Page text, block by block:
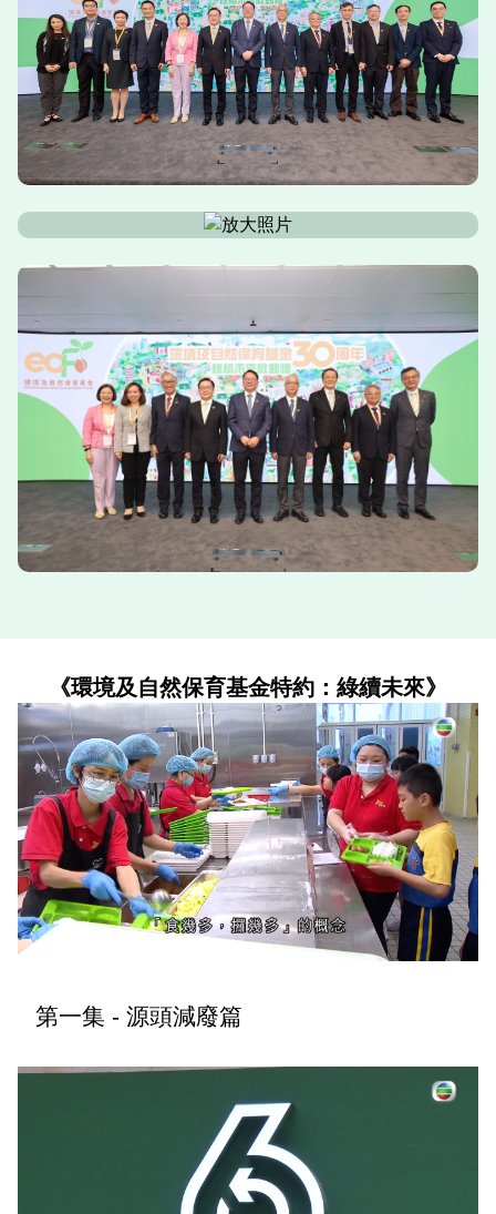
不斷加劇，世界各地，包括香港在內，都對環保工作的
投入有增無減；而國家更明確定出「雙碳」目標，實踐
「綠水青山就是金山銀山」這個重要理念。
就此，特區政府全力按照「淨零發電」、「節能綠
建」、「綠色運輸」和「全民減廢」此等多元策略，持
續制訂、落實並完善各項環保政策措施。我們的目標是
在二○三五年前將碳排放總量從二○○五年的水平減半，
並在二○五○年前達致碳中和。
要成功引領香港達致碳中和這個長遠目標，單靠政府一
己之力當然並不足夠，我們更需要匯聚社會各界的智慧
和力量，大家集思廣益、攜手並肩，共同締造一個更低
碳、更宜居的香港。在這方面，環境及自然保育基金正
正發揮很積極的角色，助力政府推行各項環保政策，亦
鼓勵市民身體力行，實踐低碳生活。
在過去30年來，基金資助了不少非牟利機構、社區組
織、環保團體、學校和科研機構，應用創新科技或理
念，推展各式各樣的環保及自然保育項目，時至今日已
藉着今日這個機會，我代表特區政府，對於基金委員會
和審批小組多年來的付出和努力，致以衷心的謝意。
今日啟動禮的主題是「綠續未來」——「綠」色的
「綠」，我覺得很有心思，帶出了我們的「未來」需要
由「綠」色生活、「綠」色發展延「續」下去這個願
景。我很期待，環境及自然保育基金繼續切實履行使
命，聯同社會各界不同的持份者，全面配合特區政府加
強公眾教育、擴大回收配套等多方面的重點工作，推動
整個社會全面建立並實踐綠色文化，構建香港成為一個
可持續發展的美麗都市。
最後，我祝願環境及自然保育基金30周年活動圓滿成
《環境及自然保育基金特約：綠續未來》
第一集 - 源頭減廢篇